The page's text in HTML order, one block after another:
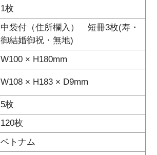
1枚
中袋付（住所欄入） 短冊3枚(寿・
御結婚御祝・無地)
W100 × H180mm
W108 × H183 × D9mm
5枚
120枚
ベトナム